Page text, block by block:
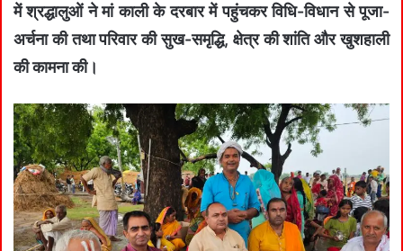
में श्रद्धालुओं ने मां काली के दरबार में पहुंचकर विधि-विधान से पूजा-
अर्चना की तथा परिवार की सुख-समृद्धि, क्षेत्र की शांति और खुशहाली
की कामना की।